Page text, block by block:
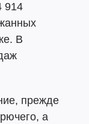
914
В
прежде
а